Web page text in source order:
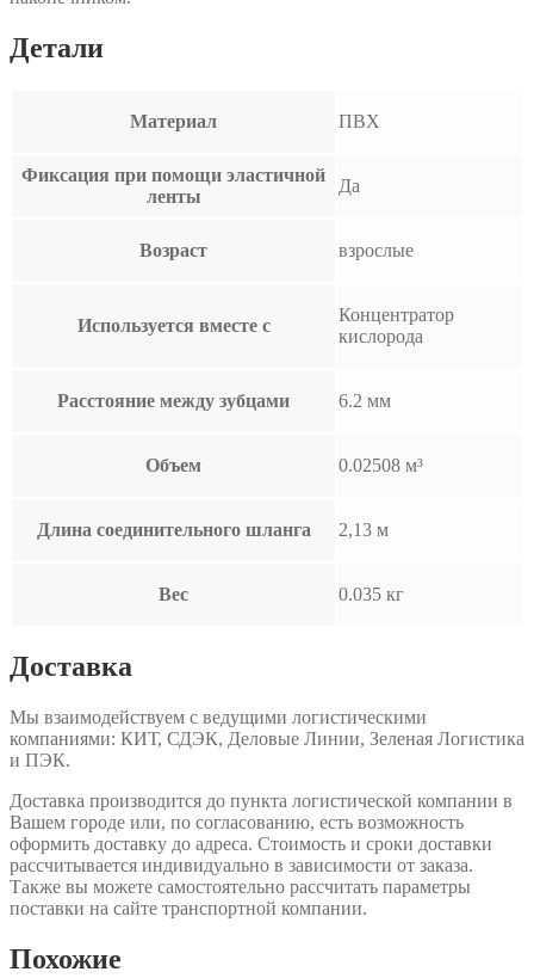
Детали
Материал ПВХ
Фиксация при помощи эластичной
ленты
Да
Возраст взрослые
Используется вместе с
Концентратор
кислорода
Расстояние между зубцами 6.2 мм
Объем 0.02508 м³
Длина соединительного шланга 2,13 м
Вес 0.035 кг
Доставка
Мы взаимодействуем с ведущими логистическими
компаниями: КИТ, СДЭК, Деловые Линии, Зеленая Логистика
и ПЭК.
Доставка производится до пункта логистической компании в
Вашем городе или, по согласованию, есть возможность
оформить доставку до адреса. Стоимость и сроки доставки
рассчитывается индивидуально в зависимости от заказа.
Также вы можете самостоятельно рассчитать параметры
поставки на сайте транспортной компании.
Похожие